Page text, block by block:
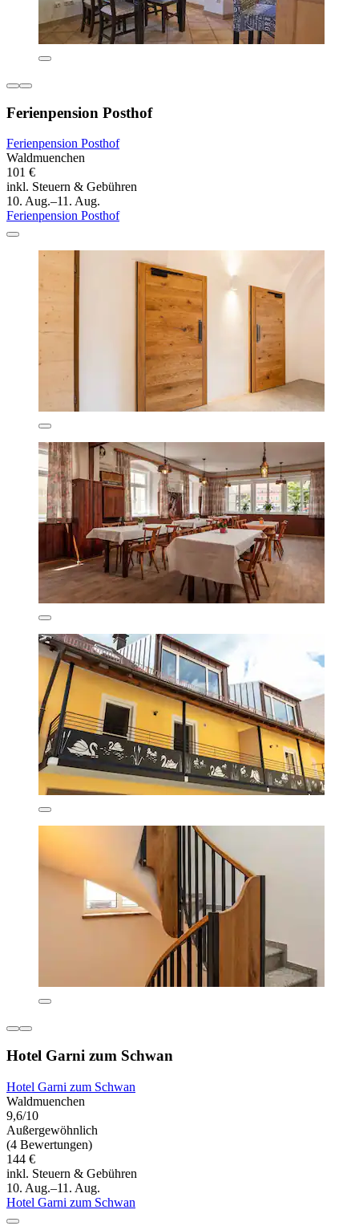
Ferienpension Posthof
Ferienpension Posthof
Waldmuenchen
101 €
inkl. Steuern & Gebühren
10. Aug.–11. Aug.
Ferienpension Posthof
Hotel Garni zum Schwan
Hotel Garni zum Schwan
Waldmuenchen
9,6/10
Außergewöhnlich
(4 Bewertungen)
144 €
inkl. Steuern & Gebühren
10. Aug.–11. Aug.
Hotel Garni zum Schwan